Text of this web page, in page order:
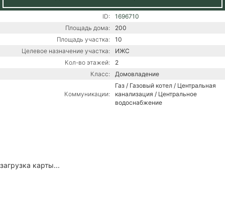
ID:
1696710
Площадь дома:
200
Площадь участка:
10
Целевое назначение участка:
ИЖС
Кол-во этажей:
2
Класс:
Домовладение
Коммуникации:
Газ / Газовый котел / Центральная
канализация / Центральное
водоснабжение
загрузка карты...